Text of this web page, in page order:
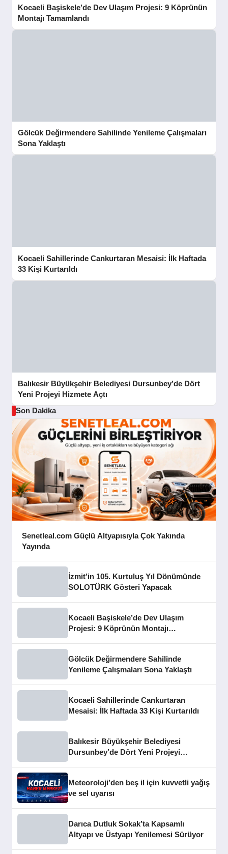
Kocaeli Başiskele’de Dev Ulaşım Projesi: 9 Köprünün
Montajı Tamamlandı
Gölcük Değirmendere Sahilinde Yenileme Çalışmaları
Sona Yaklaştı
Kocaeli Sahillerinde Cankurtaran Mesaisi: İlk Haftada
33 Kişi Kurtarıldı
Balıkesir Büyükşehir Belediyesi Dursunbey’de Dört
Yeni Projeyi Hizmete Açtı
Son Dakika
Senetleal.com Güçlü Altyapısıyla Çok Yakında
Yayında
İzmit’in 105. Kurtuluş Yıl Dönümünde
SOLOTÜRK Gösteri Yapacak
Kocaeli Başiskele’de Dev Ulaşım
Projesi: 9 Köprünün Montajı
Gölcük Değirmendere Sahilinde
Yenileme Çalışmaları Sona Yaklaştı
Kocaeli Sahillerinde Cankurtaran
Mesaisi: İlk Haftada 33 Kişi Kurtarıldı
Balıkesir Büyükşehir Belediyesi
Dursunbey’de Dört Yeni Projeyi
Meteoroloji’den beş il için kuvvetli yağış
ve sel uyarısı
Darıca Dutluk Sokak’ta Kapsamlı
Altyapı ve Üstyapı Yenilemesi Sürüyor